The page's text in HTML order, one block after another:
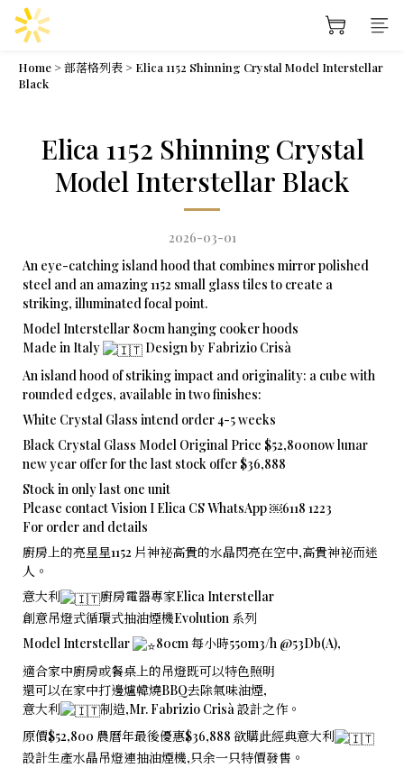
Home >部落格列表 > Elica 1152 Shinning Crystal Model Interstellar
Black
Elica 1152 Shinning Crystal
Model Interstellar Black
2026-03-01
An eye-catching island hood that combines mirror polished
steel and an amazing 1152 small glass tiles to create a
striking, illuminated focal point.
Model Interstellar 80cm hanging cooker hoods
Made in Italy
Design by Fabrizio Crisà
An island hood of striking impact and originality: a cube with
rounded edges, available in two finishes:
White Crystal Glass intend order 4-5 weeks
Black Crystal Glass Model Original Price $52,800now lunar
new year offer for the last stock offer $36,888
Stock in only last one unit
Please contact Vision I Elica CS WhatsApp ￼⁨6118 1223⁩
For order and details
廚房上的亮星星1152 片神袐高貴的水晶閃亮在空中,高貴神袐而迷
人。
意大利
廚房電器專家Elica Interstellar
創意吊燈式循環式抽油煙機Evolution 系列
Model Interstellar
80cm 每小時550m3/h @53Db(A),
適合家中廚房或餐桌上的吊燈既可以特色照明
還可以在家中打邊爐韓燒BBQ去除氣味油煙,
意大利
制造,Mr. Fabrizio Crisà 設計之作。
原價$52,800 農曆年最後優惠$36,888 欲購此經典意大利
設計生產水晶吊燈連抽油煙機,只余一只特價發售。